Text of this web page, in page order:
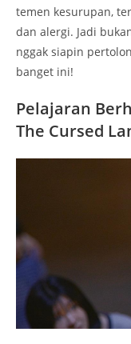
temen kesurupan,
dan alergi. Jadi
nggak siapin
banget ini!
Pelajaran
The Cursed